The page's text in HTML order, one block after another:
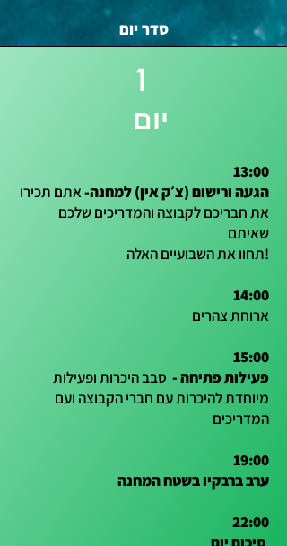
סדר יום
1
יום
13:00
הגעה ורישום (צ׳ק אין) למחנה-אתם תכירו
את חבריכם לקבוצה והמדריכים שלכם
שאיתם
תחוו את השבועיים האלה!
14:00
ארוחת צהרים
15:00
פעילות פתיחה - סבב היכרות ופעילות
מיוחדת להיכרות עם חברי הקבוצה ועם
המדריכים
19:00
ערב ברבקיו בשטח המחנה
22:00